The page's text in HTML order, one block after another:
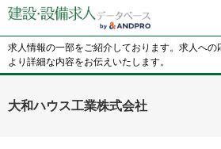
求人情報の一部をご紹介しております。求人へ
より詳細な内容をお伝えいたします。
大和ハウス工業株式会社